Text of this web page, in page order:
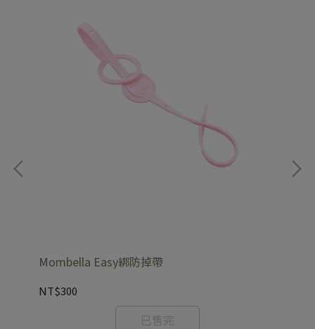
Mombella Easy綁防掉帶
NT$300
已售完